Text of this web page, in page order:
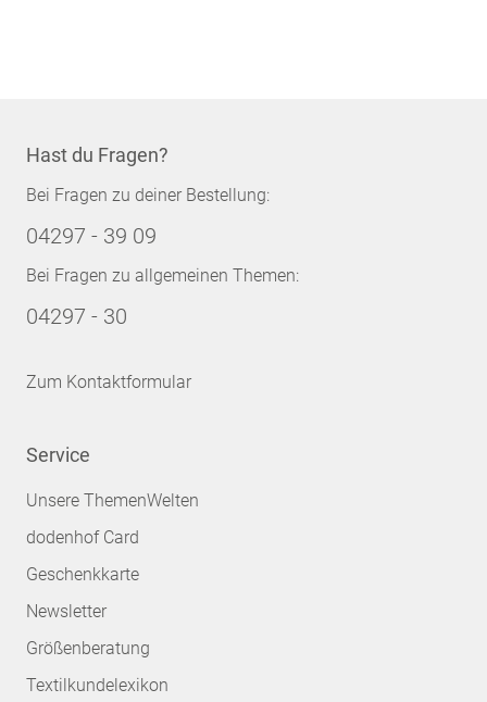
Hast du Fragen?
Bei Fragen zu deiner Bestellung:
04297 - 39 09
Bei Fragen zu allgemeinen Themen:
04297 - 30
Zum Kontaktformular
Service
Unsere ThemenWelten
dodenhof Card
Geschenkkarte
Newsletter
Größenberatung
Textilkundelexikon